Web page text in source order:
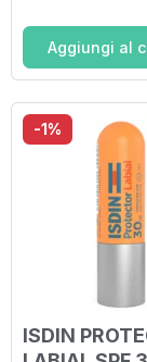
Aggiungi al
-1%
ISDIN